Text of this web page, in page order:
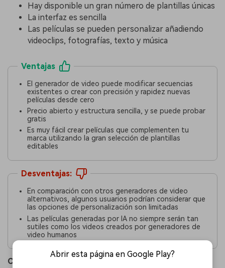
Hay disponible un gran número de plantillas únicas
La interfaz es sencilla
Las películas se pueden personalizar añadiendo
videoclips, fotografías, texto y música
Ventajas
El generador de video puede modificar secuencias
existentes o crear con precisión y rapidez nuevas
películas desde cero
Precio abierto y estructura sencilla, y se puede probar
gratis
Es muy fácil crear películas que complementen tu
marca utilizando la gran selección de plantillas
editables
Desventajas:
En comparación con otros generadores de video
alternativos, algunos usuarios podrían considerar que
las opciones de personalización son limitadas
Las películas generadas por IA no siempre serán tan
sutiles como los videos creados por generadores de
video humanos
Compatibilidad
Abrir esta página en Google Play?